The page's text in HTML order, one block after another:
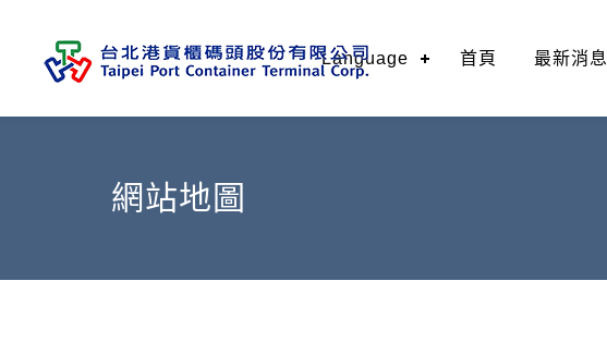
Language 首頁 最新消息
網站地圖